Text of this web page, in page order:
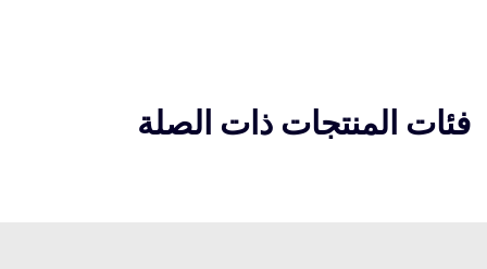
فئات المنتجات ذات الصلة